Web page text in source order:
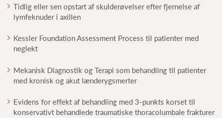
Tidlig eller sen opstart af skulderøvelser efter fjernelse af
lymfeknuder i axillen
Kessler Foundation Assessment Process til patienter med
neglekt
Mekanisk Diagnostik og Terapi som behandling til patienter
med kronisk og akut lænderygsmerter
Evidens for effekt af behandling med 3-punkts korset til
konservativt behandlede traumatiske thoracolumbale frakturer